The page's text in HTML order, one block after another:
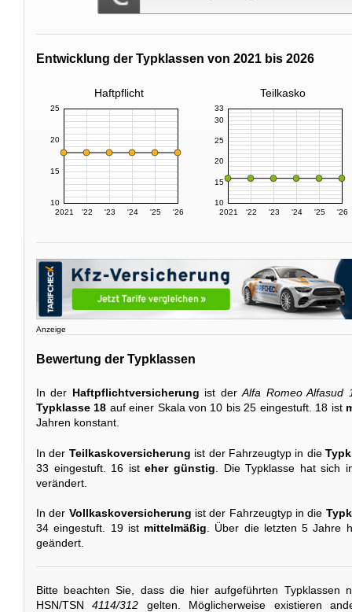
Entwicklung der Typklassen von 2021 bis 2026
Haftpflicht Teilkasko
2021 '22 '23 '24 '25 '26
10
15
20
25
2021 '22 '23 '24 '25 '26
10
15
20
25
30
33
Anzeige
Bewertung der Typklassen
In der Haftpflichtversicherung ist derAlfa Romeo Alfasud
Typklasse 18 auf einer Skala von 10 bis 25 eingestuft. 18 ist
Jahren konstant.
In der Teilkaskoversicherung ist der Fahrzeugtyp in die
33 eingestuft. 16 isteher günstig . Die Typklasse hat sich
verändert.
In der Vollkaskoversicherung ist der Fahrzeugtyp in die
34 eingestuft. 19 ist mittelmäßig. Über die letzten 5 Jahre
geändert.
Bitte beachten Sie, dass die hier aufgeführten Typklassen
HSN/TSN4114/312 gelten. Möglicherweise existieren